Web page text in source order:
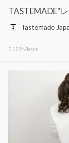
TASTEMADE"
Tastemade
2129Views